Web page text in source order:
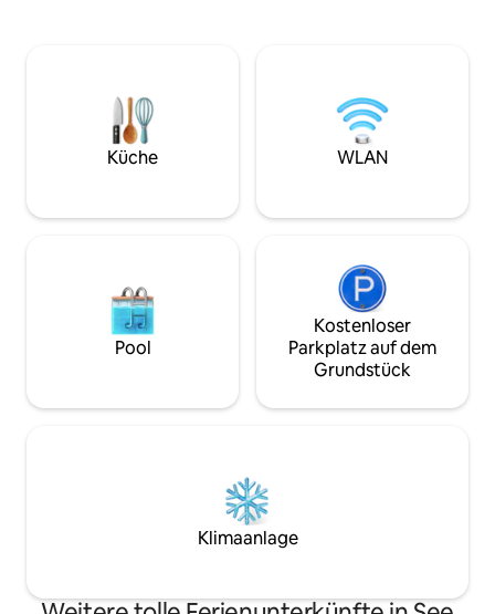
Lebensmittelgeschäft/Restaurants. Wir
sind ein einheimisches Paar, das sich
darauf freut, dich bei uns zu begrüßen
Haustiere oder zusätzliche
gemütliche
Voll
mit Gefrierfach,
Backofen,
Waschmaschine
Pärchen.
Küche WLAN
Pool
Kostenloser
Parkplatz auf dem
Grundstück
Klimaanlage